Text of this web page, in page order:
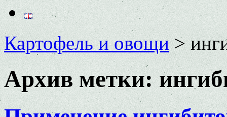
Картофель и овощи>
Архив метки: